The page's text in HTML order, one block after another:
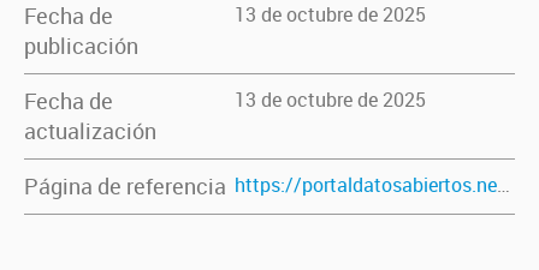
Fecha de
publicación
13 de octubre de 2025
Fecha de
actualización
13 de octubre de 2025
Página de referencia https://portaldatosabiertos.neuquen.gov.ar/dataset/espacios-culturales-del-neuquen